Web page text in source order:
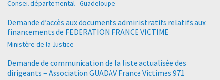
Conseil départemental - Guadeloupe
Demande d’accès aux documents administratifs relatifs aux
financements de FEDERATION FRANCE VICTIME
Ministère de la Justice
Demande de communication de la liste actualisée des
dirigeants – Association GUADAV France Victimes 971